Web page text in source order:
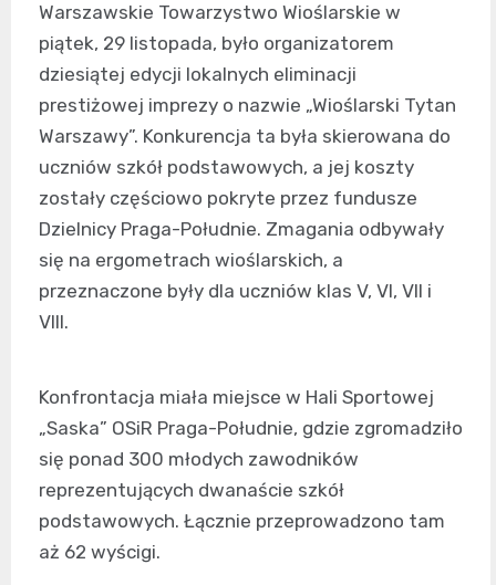
Warszawskie Towarzystwo Wioślarskie w
piątek, 29 listopada, było organizatorem
dziesiątej edycji lokalnych eliminacji
prestiżowej imprezy o nazwie „Wioślarski Tytan
Warszawy”. Konkurencja ta była skierowana do
uczniów szkół podstawowych, a jej koszty
zostały częściowo pokryte przez fundusze
Dzielnicy Praga-Południe. Zmagania odbywały
się na ergometrach wioślarskich, a
przeznaczone były dla uczniów klas V, VI, VII i
VIII.
Konfrontacja miała miejsce w Hali Sportowej
„Saska” OSiR Praga-Południe, gdzie zgromadziło
się ponad 300 młodych zawodników
reprezentujących dwanaście szkół
podstawowych. Łącznie przeprowadzono tam
aż 62 wyścigi.